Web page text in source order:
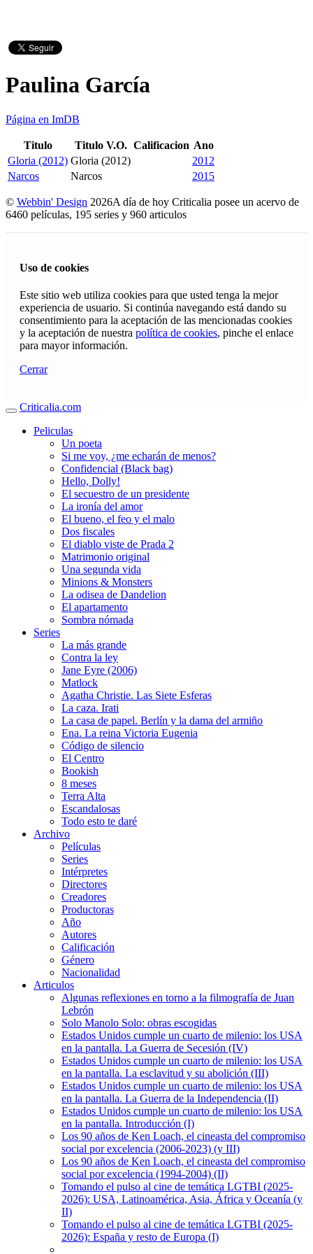
Paulina García
Página en ImDB
Titulo Titulo V.O. Calificacion Ano
Gloria (2012) Gloria (2012)
2012
Narcos
Narcos 2015
© Webbin' Design 2026A día de hoy Criticalia posee un acervo de
6460 películas, 195 series y 960 articulos
Uso de cookies
Este sitio web utiliza cookies para que usted tenga la mejor
experiencia de usuario. Si continúa navegando está dando su
consentimiento para la aceptación de las mencionadas cookies
y la aceptación de nuestra política de cookies, pinche el enlace
para mayor información.
Cerrar
Criticalia.com
Peliculas
Un poeta
Si me voy, ¿me echarán de menos?
Confidencial (Black bag)
Hello, Dolly!
El secuestro de un presidente
La ironía del amor
El bueno, el feo y el malo
Dos fiscales
El diablo viste de Prada 2
Matrimonio original
Una segunda vida
Minions & Monsters
La odisea de Dandelion
El apartamento
Sombra nómada
Series
La más grande
Contra la ley
Jane Eyre (2006)
Matlock
Agatha Christie. Las Siete Esferas
La caza. Irati
La casa de papel. Berlín y la dama del armiño
Ena. La reina Victoria Eugenia
Código de silencio
El Centro
Bookish
8 meses
Terra Alta
Escandalosas
Todo esto te daré
Archivo
Películas
Series
Intérpretes
Directores
Creadores
Productoras
Año
Autores
Calificación
Género
Nacionalidad
Articulos
Algunas reflexiones en torno a la filmografía de Juan
Lebrón
Solo Manolo Solo: obras escogidas
Estados Unidos cumple un cuarto de milenio: los USA
en la pantalla. La Guerra de Secesión (IV)
Estados Unidos cumple un cuarto de milenio: los USA
en la pantalla. La esclavitud y su abolición (III)
Estados Unidos cumple un cuarto de milenio: los USA
en la pantalla. La Guerra de la Independencia (II)
Estados Unidos cumple un cuarto de milenio: los USA
en la pantalla. Introducción (I)
Los 90 años de Ken Loach, el cineasta del compromiso
social por excelencia (2006-2023) (y III)
Los 90 años de Ken Loach, el cineasta del compromiso
social por excelencia (1994-2004) (II)
Tomando el pulso al cine de temática LGTBI (2025-
2026): USA, Latinoamérica, Asia, África y Oceanía (y
II)
Tomando el pulso al cine de temática LGTBI (2025-
2026): España y resto de Europa (I)